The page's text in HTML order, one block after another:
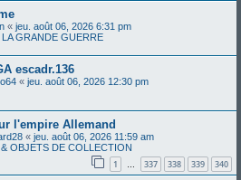
« jeu. août 06, 2026 6:31 pm
GRANDE GUERRE
escadr.136
« jeu. août 06, 2026 12:30 pm
l'empire Allemand
« jeu. août 06, 2026 11:59 am
OBJETS DE COLLECTION
1 … 337 338 339 340